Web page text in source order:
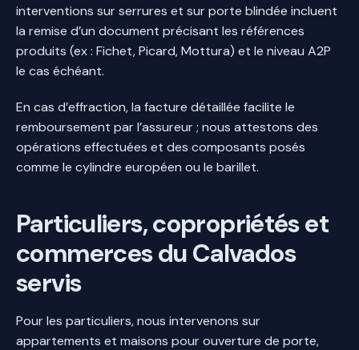
interventions sur serrures et sur porte blindée incluent
la remise d’un document précisant les références
produits (ex : Fichet, Picard, Mottura) et le niveau A2P
le cas échéant.
En cas d’effraction, la facture détaillée facilite le
remboursement par l’assureur ; nous attestons des
opérations effectuées et des composants posés
comme le cylindre européen ou le barillet.
Particuliers, copropriétés et
commerces du Calvados
servis
Pour les particuliers, nous intervenons sur
appartements et maisons pour ouverture de porte,